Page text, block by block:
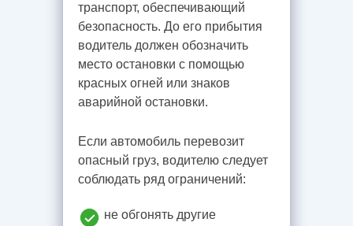
транспорт, обеспечивающий
безопасность. До его прибытия
водитель должен обозначить
место остановки с помощью
красных огней или знаков
аварийной остановки.
Если автомобиль перевозит
опасный груз, водителю следует
соблюдать ряд ограничений:
не обгонять другие